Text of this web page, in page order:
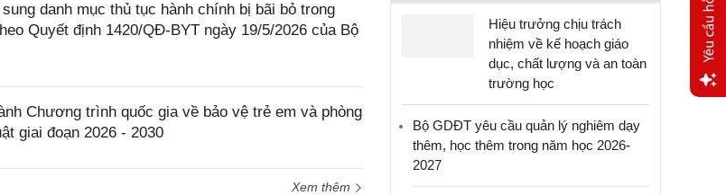
danh mục thủ tục hành chính bị bãi bỏ trong
Quyết định 1420/QĐ-BYT ngày 19/5/2026 của Bộ
Chương trình quốc gia về bảo vệ trẻ em và phòng
giai đoạn 2026 - 2030
Xem thêm
Hiệu trưởng chịu trách
nhiệm về kế hoạch giáo
dục, chất lượng và an toàn
trường học
Bộ GDĐT yêu cầu quản lý nghiêm dạy
thêm, học thêm trong năm học 2026-
2027